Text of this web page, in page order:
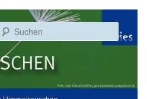
Kirche in Essen